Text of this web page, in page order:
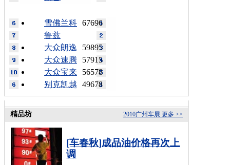
67696
雪佛兰科
鲁兹
59895
大众朗逸
57915
大众速腾
56578
大众宝来
49678
别克凯越
更多 >>
2010广州车展
精品坊
[车春秋]成品油价格再次上
调